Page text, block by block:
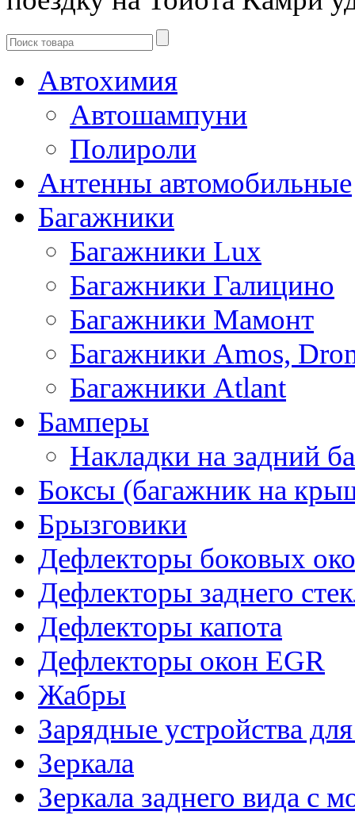
Автохимия
Автошампуни
Полироли
Антенны автомобильные
Багажники
Багажники Lux
Багажники Галицино
Багажники Мамонт
Багажники Amos,
Багажники Atlant
Бамперы
Накладки на задний
Боксы (багажник на
Брызговики
Дефлекторы боковых
Дефлекторы заднего
Дефлекторы капота
Дефлекторы окон EGR
Жабры
Зарядные устройства
Зеркала
Зеркала заднего вида с